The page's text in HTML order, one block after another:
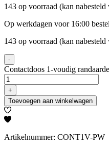
143 op voorraad (kan nabesteld
Op werkdagen voor 16:00
143 op voorraad (kan nabesteld
-
Contactdoos 1-voudig
+
Toevoegen aan winkelwagen
Artikelnummer: CONT1V-PW